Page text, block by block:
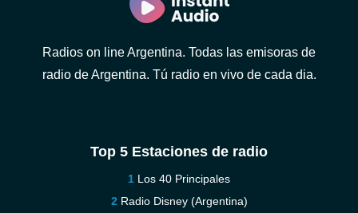
Radios on line Argentina. Todas las emisoras de
radio de Argentina. Tú radio en vivo de cada dia.
Top 5 Estaciones de radio
Los 40 Principales
Radio Disney (Argentina)